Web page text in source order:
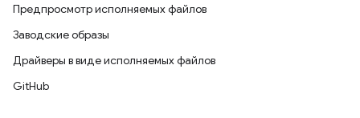
Предпросмотр исполняемых файлов
Заводские образы
Драйверы в виде исполняемых файлов
GitHub